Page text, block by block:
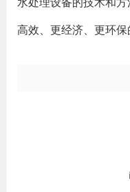
高效、更经济、更环保